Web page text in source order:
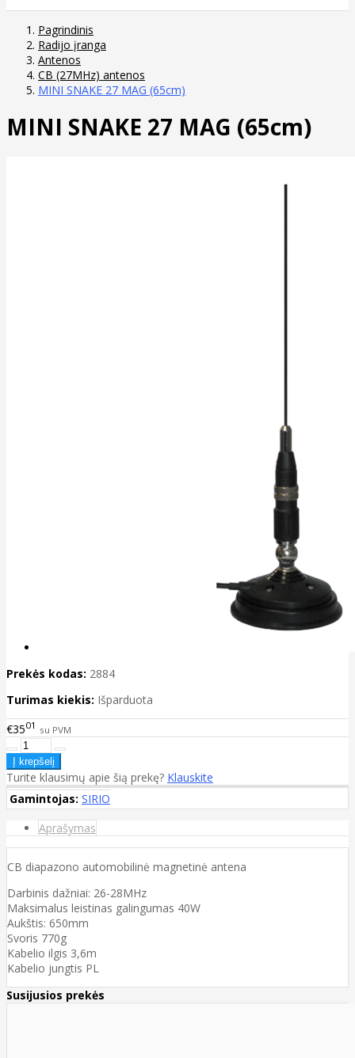
Pagrindinis
Radijo įranga
Antenos
CB (27MHz) antenos
MINI SNAKE 27 MAG (65cm)
MINI SNAKE 27 MAG (65cm)
Prekės kodas: 2884
Turimas kiekis: Išparduota
€3501 su PVM
Turite klausimų apie šią prekę? Klauskite
Gamintojas: SIRIO
Aprašymas
CB diapazono automobilinė magnetinė antena
Darbinis dažniai: 26-28MHz
Maksimalus leistinas galingumas 40W
Aukštis: 650mm
Svoris 770g
Kabelio ilgis 3,6m
Kabelio jungtis PL
Susijusios prekės